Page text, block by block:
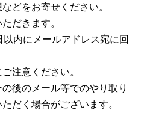
どをお寄せください。
だきます。
内にメールアドレス宛に回
注意ください。
後のメール等でのやり取り
だく場合がございます。